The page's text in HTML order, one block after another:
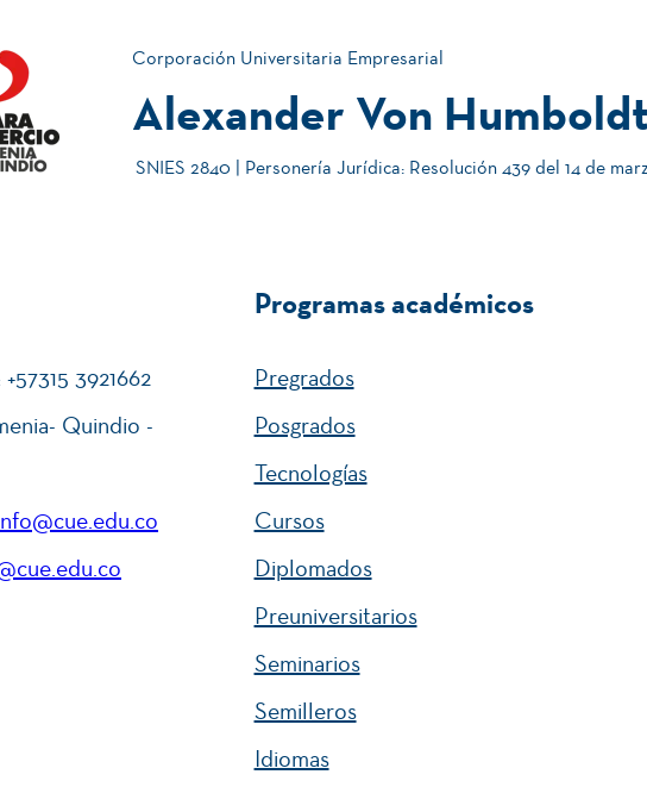
Corporación Universitaria Empresarial
Alexander Von
SNIES 2840 | Personería Jurídica: Resolución 439 del 14 de
3921662
Quindio -
Programas académicos
Pregrados
Posgrados
Tecnologías
Cursos
Diplomados
Preuniversitarios
Seminarios
Semilleros
Idiomas